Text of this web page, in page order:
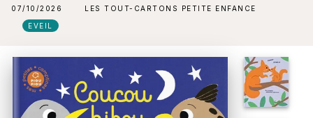
07/10/2026 LES TOUT-CARTONS PETITE ENFANCE
EVEIL